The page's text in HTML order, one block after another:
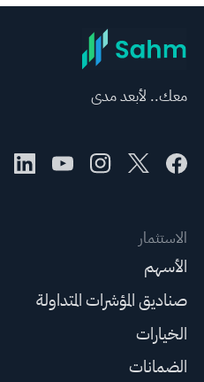
معك.. لأبعد مدى
الاستثمار
الأسهم
صناديق المؤشرات المتداولة
الخيارات
الضمانات